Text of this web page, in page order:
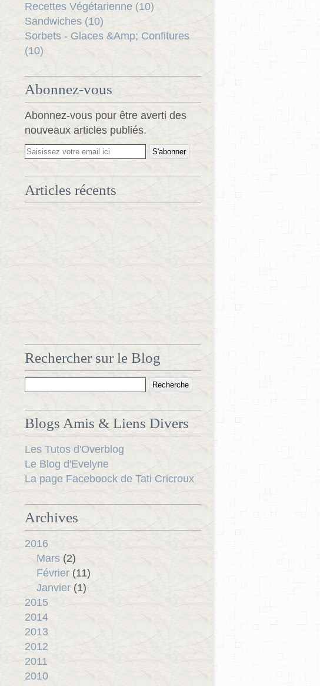
Recettes Végétarienne (10)
Sandwiches (10)
Sorbets - Glaces &Amp; Confitures
(10)
Abonnez-vous
Abonnez-vous pour être averti des
nouveaux articles publiés.
Articles récents
Rechercher sur le Blog
Blogs Amis & Liens Divers
Les Tutos d'Overblog
Le Blog d'Evelyne
La page Faceboock de Tati Cricroux
Archives
2016
Mars (2)
Février (11)
Janvier (1)
2015
2014
2013
2012
2011
2010